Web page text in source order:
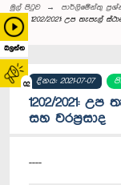
බලන්න
02
මුල් පිටුව
පාර්ලි‌මේන්තු‌
1202/2021: උප තැපැල්
දිනය: 2021-07-07
1202/2021:
සහ වරප්‍රසාද
----